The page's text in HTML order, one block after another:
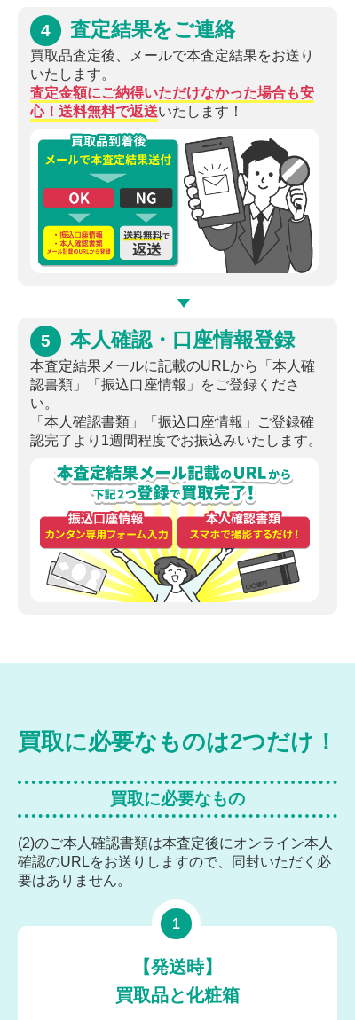
4 査定結果をご連絡
買取品査定後、メールで本査定結果をお送り
いたします。
査定金額にご納得いただけなかった場合も安
心！送料無料で返送いたします！
5 本人確認・口座情報登録
本査定結果メールに記載のURLから「本人確
認書類」「振込口座情報」をご登録くださ
い。
「本人確認書類」「振込口座情報」ご登録確
認完了より1週間程度でお振込みいたします。
買取に必要なものは2つだけ！
買取に必要なもの
(2)のご本人確認書類は本査定後にオンライン本人
確認のURLをお送りしますので、同封いただく必
要はありません。
【発送時】
買取品と化粧箱